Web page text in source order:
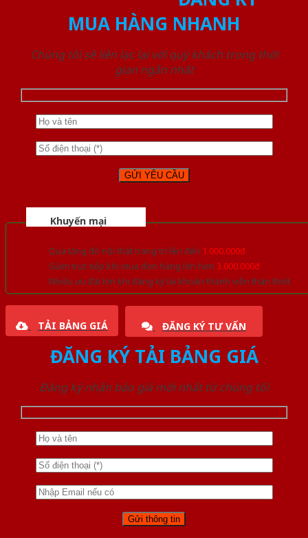
MUA HÀNG NHANH
Chúng tôi sẽ liên lạc lại với quý khách trong thời
gian ngắn nhất
Khuyến mại
Quà tặng đồ nội thất trang trí lên đến 1.000.000đ
Giảm trực tiếp khi mua đơn hàng lớn hơn 3.000.000đ
Nhiều ưu đãi lớn khi đăng ký tài khoản thành viên thân thiết
TẢI BẢNG GIÁ ĐĂNG KÝ TƯ VẤN
ĐĂNG KÝ TẢI BẢNG GIÁ
Đăng ký nhận báo giá mới nhất từ chúng tôi